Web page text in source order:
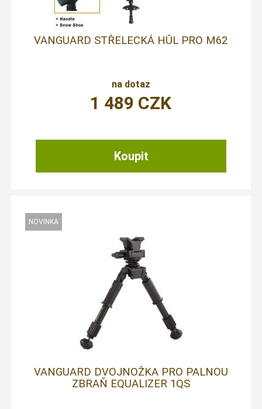
VANGUARD STŘELECKÁ HŮL PRO M62
na dotaz
1 489 CZK
VANGUARD DVOJNOŽKA PRO PALNOU
ZBRAŇ EQUALIZER 1QS